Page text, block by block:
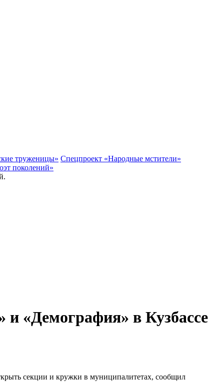
труженицы» Спецпроект «Народные мстители»
поколений»
и «Демография» в Кузбассе
секции и кружки в муниципалитетах, сообщил